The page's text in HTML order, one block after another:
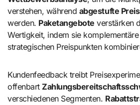
verstehen, während abgestufte
werden. Paketangebote verstärken
Wertigkeit, indem sie
strategischen Preispunkten
Kundenfeedback treibt
offenbart
verschiedenen Segmenten.